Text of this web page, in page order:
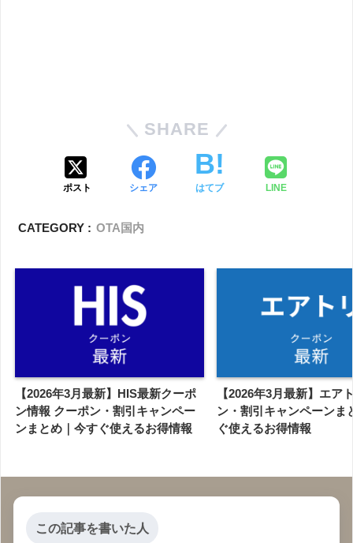
SHARE
ポスト シェア はてブ LINE
CATEGORY : OTA国内
【2026年3月最新】HIS最新クーポ
ン情報 クーポン・割引キャンペー
ンまとめ｜今すぐ使えるお得情報
【2026年3月最新】エア
ン・割引キャンペーンま
ぐ使えるお得情報
この記事を書いた人